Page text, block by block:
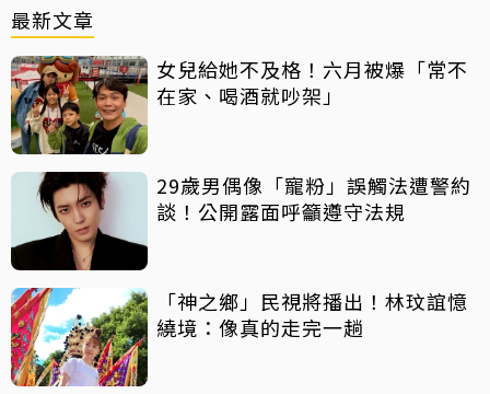
最新文章
女兒給她不及格！六月被爆「常不
在家、喝酒就吵架」
29歲男偶像「寵粉」誤觸法遭警約
談！公開露面呼籲遵守法規
「神之鄉」民視將播出！林玟誼憶
繞境：像真的走完一趟